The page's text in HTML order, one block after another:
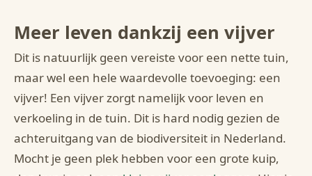
Meer leven dankzij een vijver
Dit is natuurlijk geen vereiste voor een nette tuin,
maar wel een hele waardevolle toevoeging: een
vijver! Een vijver zorgt namelijk voor leven en
verkoeling in de tuin. Dit is hard nodig gezien de
achteruitgang van de biodiversiteit in Nederland.
Mocht je geen plek hebben voor een grote kuip,